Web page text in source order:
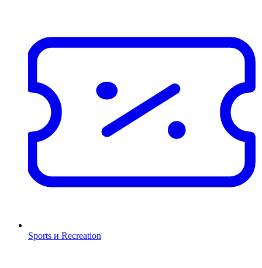
Sports и Recreation